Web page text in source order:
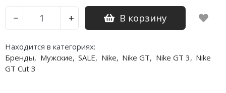
− + В корзину
Находится в категориях:
Бренды, Мужские, SALE, Nike, Nike GT, Nike GT 3, Nike
GT Cut 3